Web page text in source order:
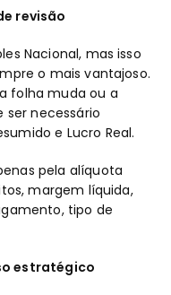
revisão
Nacional, mas isso
o mais vantajoso.
folha muda ou a
ser necessário
e Lucro Real.
pela alíquota
margem líquida,
tipo de
estratégico